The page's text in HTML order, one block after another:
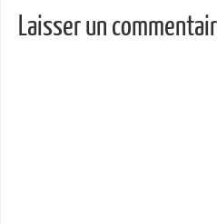
Laisser un